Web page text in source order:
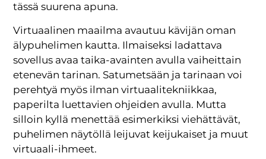
tässä suurena apuna.
Virtuaalinen maailma avautuu kävijän oman
älypuhelimen kautta. Ilmaiseksi ladattava
sovellus avaa taika-avainten avulla vaiheittain
etenevän tarinan. Satumetsään ja tarinaan voi
perehtyä myös ilman virtuaalitekniikkaa,
paperilta luettavien ohjeiden avulla. Mutta
silloin kyllä menettää esimerkiksi viehättävät,
puhelimen näytöllä leijuvat keijukaiset ja muut
virtuaali-ihmeet.